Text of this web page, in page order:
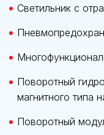
Светильник с
Поворотный
магнитного типа
Поворотный